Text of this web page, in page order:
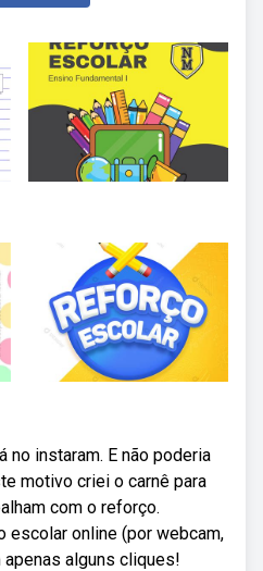
instaram. E não poderia
motivo criei o carnê para
com o reforço.
escolar online (por webcam,
alguns cliques!